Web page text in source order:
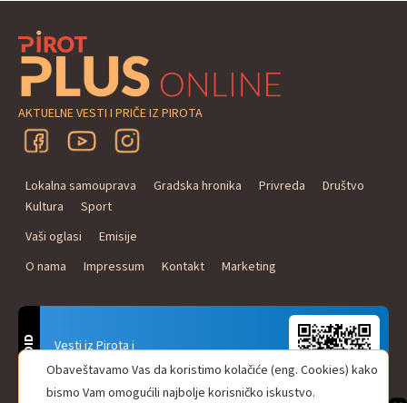
AKTUELNE VESTI I PRIČE IZ PIROTA
Lokalna samouprava Gradska hronika Privreda
Društvo
Kultura
Sport
Vaši oglasi
Emisije
O nama
Impressum Kontakt Marketing
Vesti iz Pirota i
Naxi Plus Radio
Uvek u Vašem džepu!
ANDROID Obaveštavamo Vas da koristimo kolačiće (eng. Cookies) kako
bismo Vam omogućili najbolje korisničko iskustvo.